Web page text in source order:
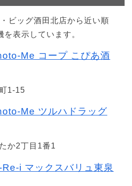
ビッグ酒田北店から近い順
表示しています。
Me コープ こぴあ酒
1-15
Me ツルハドラッグ
か2丁目1番1
i マックスバリュ東泉